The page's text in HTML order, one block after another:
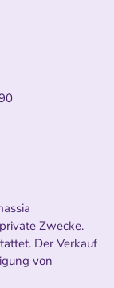
Zwecke.
Der Verkauf
von